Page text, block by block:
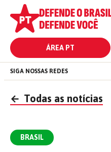
ÁREA PT
SIGA NOSSAS REDES
← Todas as notícias
BRASIL